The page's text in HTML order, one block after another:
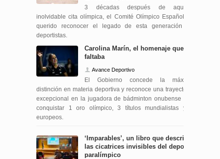
3 décadas después de aquella
inolvidable cita olímpica, el Comité Olímpico Español ha
querido reconocer el legado de esta generación de
deportistas.
Carolina Marín, el homenaje que le
faltaba
Avance Deportivo
El Gobierno concede la máxima
distinción en materia deportiva y reconoce una trayectoria
excepcional en la jugadora de bádminton onubense tras
conquistar 1 oro olímpico, 3 títulos mundialistas y 7
europeos.
‘Imparables’, un libro que describe
las cicatrices invisibles del deporte
paralímpico